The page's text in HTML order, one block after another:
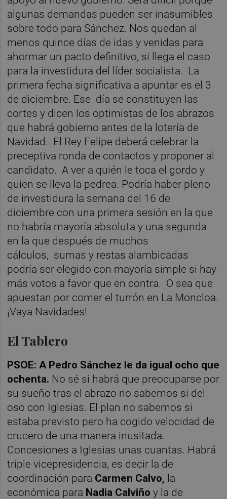
algunas demandas pueden ser inasumibles
sobre todo para Sánchez. Nos quedan al
menos quince días de idas y venidas para
ahormar un pacto definitivo, si llega el caso
para la investidura del líder socialista. La
primera fecha significativa a apuntar es el 3
de diciembre. Ese día se constituyen las
cortes y dicen los optimistas de los abrazos
que habrá gobierno antes de la lotería de
Navidad. El Rey Felipe deberá celebrar la
preceptiva ronda de contactos y proponer al
candidato. A ver a quién le toca el gordo y
quien se lleva la pedrea. Podría haber pleno
de investidura la semana del 16 de
diciembre con una primera sesión en la que
no habría mayoría absoluta y una segunda
en la que después de muchos
cálculos, sumas y restas alambicadas
podría ser elegido con mayoría simple si hay
más votos a favor que en contra. O sea que
apuestan por comer el turrón en La Moncloa.
¡Vaya Navidades!
El Tablero
PSOE: A Pedro Sánchez le da igual ocho que
ochenta. No sé si habrá que preocuparse por
su sueño tras el abrazo no sabemos si del
oso con Iglesias. El plan no sabemos si
estaba previsto pero ha cogido velocidad de
crucero de una manera inusitada.
Concesiones a Iglesias unas cuantas. Habrá
triple vicepresidencia, es decir la de
coordinación para Carmen Calvo, la
económica para Nadia Calviño y la de